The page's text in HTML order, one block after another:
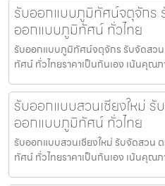
รับออกแบบภูมิทัศน์จตุจักร
ออกแบบภูมิทัศน์ ทั่วไทย
รับออกแบบภูมิทัศน์จตุจักร รับจัดสว
ทัศน์ ทั่วไทยราคาเป็นกันเอง เน้นคุณ
รับออกแบบสวนเชียงใหม่
ออกแบบภูมิทัศน์ ทั่วไทย
รับออกแบบสวนเชียงใหม่ รับจัดสว
ทัศน์ ทั่วไทยราคาเป็นกันเอง เน้นคุณ